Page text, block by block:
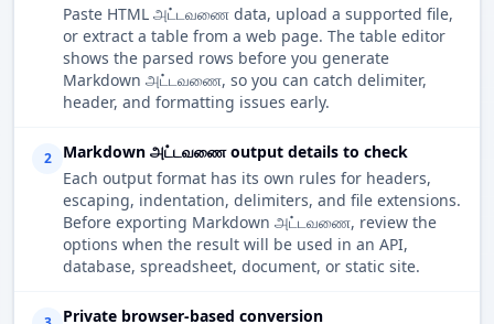
Paste HTML அட்டவணை data, upload a supported file,
or extract a table from a web page. The table editor
shows the parsed rows before you generate
Markdown அட்டவணை, so you can catch delimiter,
header, and formatting issues early.
2
Markdown அட்டவணை output details to check
Each output format has its own rules for headers,
escaping, indentation, delimiters, and file extensions.
Before exporting Markdown அட்டவணை, review the
options when the result will be used in an API,
database, spreadsheet, document, or static site.
Private browser-based conversion